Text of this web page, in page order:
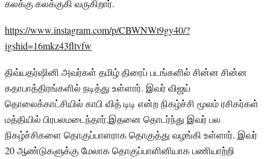
கலக்கு கலக்குகி வருகிறார்.
https://www.instagram.com/p/CBWNWt9gy40/?
igshid=16mkz43fltvfw
திவ்யதர்ஷினி அவர்கள் தமிழ் திரைப் படங்களில் சின்ன சின்ன
கதாபாத்திரங்களில் நடித்து உள்ளார். இவர் விஜய்
தொலைக்காட்சியில் காபி வித் டிடி என்ற நிகழ்ச்சி மூலம் ரசிகர்கள்
மத்தியில் பிரபலமடைந்தார்.இதனை தொடர்ந்து இவர் பல
நிகழ்ச்சிகளை தொகுப்பாளராக தொகுத்து வழங்கி உள்ளார். இவர்
20 ஆண்டுகளுக்கு மேலாக தொகுப்பாளினியாக பணியாற்றி